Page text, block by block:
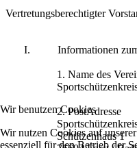
Vertretungsberechtigter
I. Informationen
1. Name des
2. PostAdresse
Schützenhaus 1
Wir benutzen Cookies
Wir nutzen Cookies auf
essenziell für den Betrieb der